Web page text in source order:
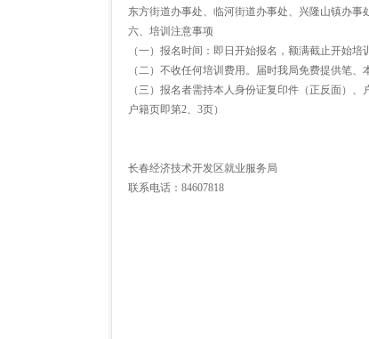
东方街道办事处、临河街道办事处、兴隆山镇办
六、培训注意事项
（一）报名时间：即日开始报名，额满截止开始培训
（二）不收任何培训费用。届时我局免费提供笔、
（三）报名者需持本人身份证复印件（正反面）
户籍页即第2、3页）
长春经济技术开发区就业服务局
联系电话：84607818